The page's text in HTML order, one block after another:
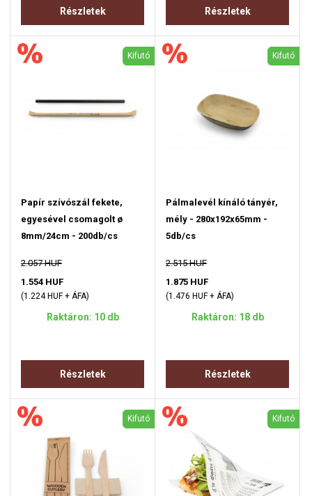
Részletek Részletek
Kifutó
Papír szívószál fekete,
egyesével csomagolt ø
8mm/24cm - 200db/cs
2.057 HUF
1.554 HUF
(1.224 HUF + ÁFA)
Raktáron: 10 db
Részletek
Kifutó
Pálmalevél kínáló tányér,
mély - 280x192x65mm -
5db/cs
2.515 HUF
1.875 HUF
(1.476 HUF + ÁFA)
Raktáron: 18 db
Részletek
Kifutó Kifutó